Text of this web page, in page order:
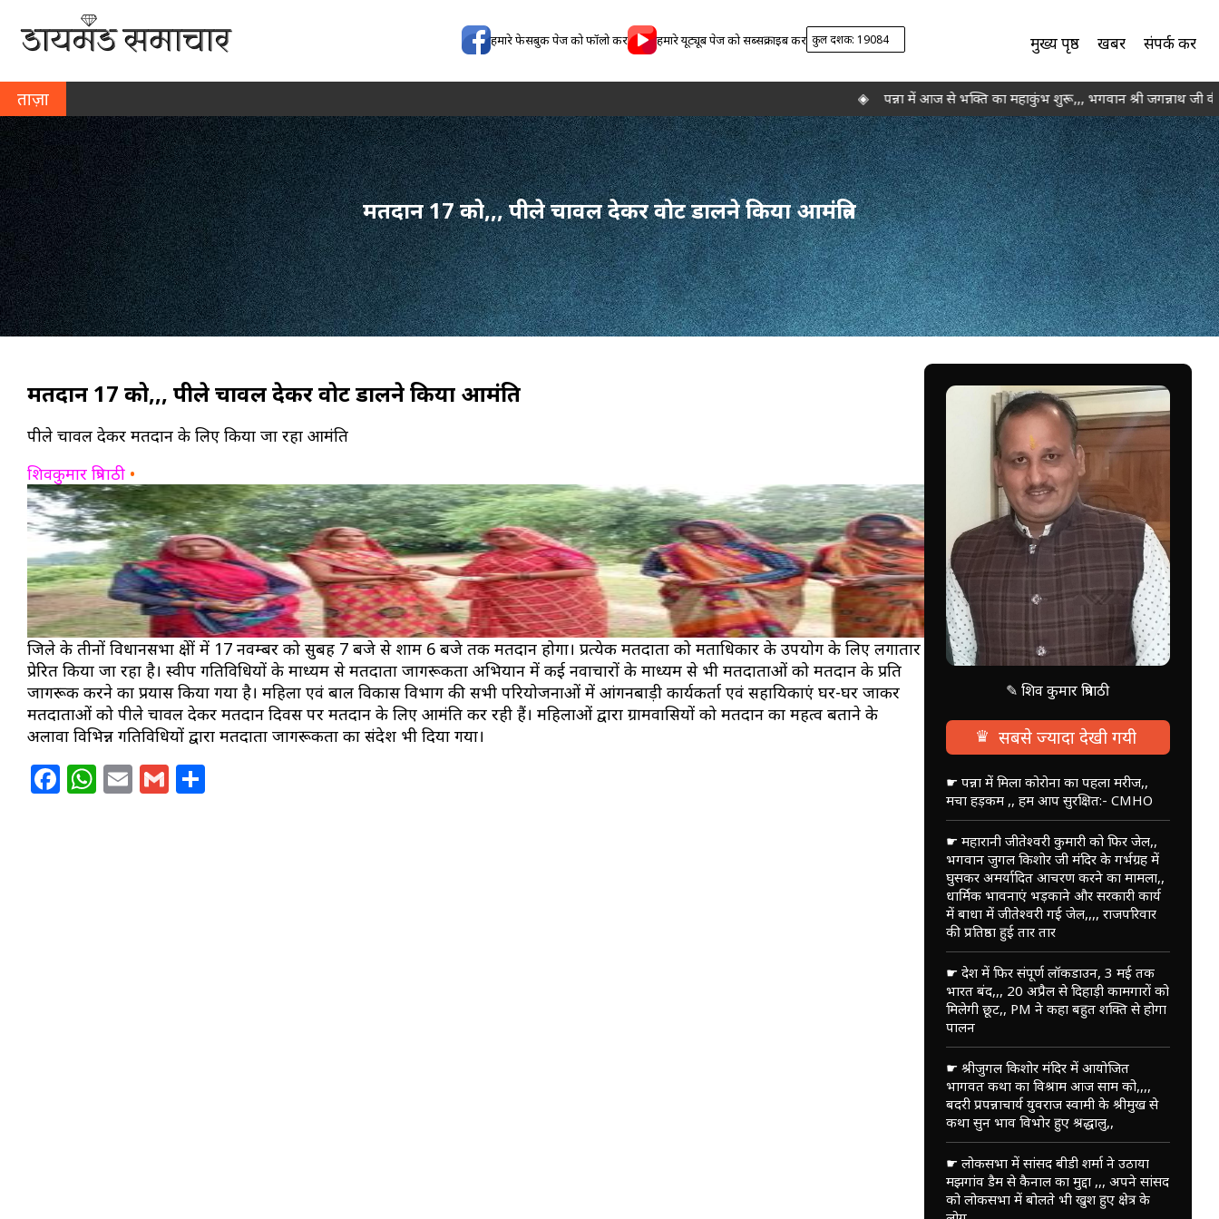
हमारे फेसबुक पेज को फॉलो करें हमारे यूट्यूब पेज को सब्सक्राइब करें कुल दर्शक: 19084 मुख्य पृष्ठ खबरें संपर्क करें
ताज़ा
खबर
पन्ना में आज से भक्ति का महाकुंभ शुरू,,, भगवान श्री जगन्नाथ जी की
मतदान 17 को,,, पीले चावल देकर वोट डालने किया आमंत्रित
मतदान 17 को,,, पीले चावल देकर वोट डालने किया आमंत्रित
पीले चावल देकर मतदान के लिए किया जा रहा आमंत्रित
शिवकुमार त्रिपाठी •
जिले के तीनों विधानसभा क्षेत्रों में 17 नवम्बर को सुबह 7 बजे से शाम 6 बजे तक मतदान होगा। प्रत्येक मतदाता को मताधिकार के उपयोग के लिए लगातार
प्रेरित किया जा रहा है। स्वीप गतिविधियों के माध्यम से मतदाता जागरूकता अभियान में कई नवाचारों के माध्यम से भी मतदाताओं को मतदान के प्रति
जागरूक करने का प्रयास किया गया है। महिला एवं बाल विकास विभाग की सभी परियोजनाओं में आंगनबाड़ी कार्यकर्ता एवं सहायिकाएं घर-घर जाकर
मतदाताओं को पीले चावल देकर मतदान दिवस पर मतदान के लिए आमंत्रित कर रही हैं। महिलाओं द्वारा ग्रामवासियों को मतदान का महत्व बताने के
अलावा विभिन्न गतिविधियों द्वारा मतदाता जागरूकता का संदेश भी दिया गया।
Facebook
WhatsApp
Email
Gmail
✎ शिव कुमार त्रिपाठी
♛ सबसे ज्यादा देखी गयी
☛ पन्ना में मिला कोरोना का पहला मरीज,,
मचा हड़कम ,, हम आप सुरक्षित:- CMHO
☛ महारानी जीतेश्वरी कुमारी को फिर जेल,,
भगवान जुगल किशोर जी मंदिर के गर्भग्रह में
घुसकर अमर्यादित आचरण करने का मामला,,
धार्मिक भावनाएं भड़काने और सरकारी कार्य
में बाधा में जीतेश्वरी गई जेल,,,, राजपरिवार
की प्रतिष्ठा हुई तार तार
☛ देश में फिर संपूर्ण लॉकडाउन, 3 मई तक
भारत बंद,,, 20 अप्रैल से दिहाड़ी कामगारों को
मिलेगी छूट,, PM ने कहा बहुत शक्ति से होगा
पालन
☛ श्रीजुगल किशोर मंदिर में आयोजित
भागवत कथा का विश्राम आज साम को,,,,
बदरी प्रपन्नाचार्य युवराज स्वामी के श्रीमुख से
कथा सुन भाव विभोर हुए श्रद्धालु,,
☛ लोकसभा में सांसद बीडी शर्मा ने उठाया
मझगांव डैम से कैनाल का मुद्दा ,,, अपने सांसद
को लोकसभा में बोलते भी खुश हुए क्षेत्र के